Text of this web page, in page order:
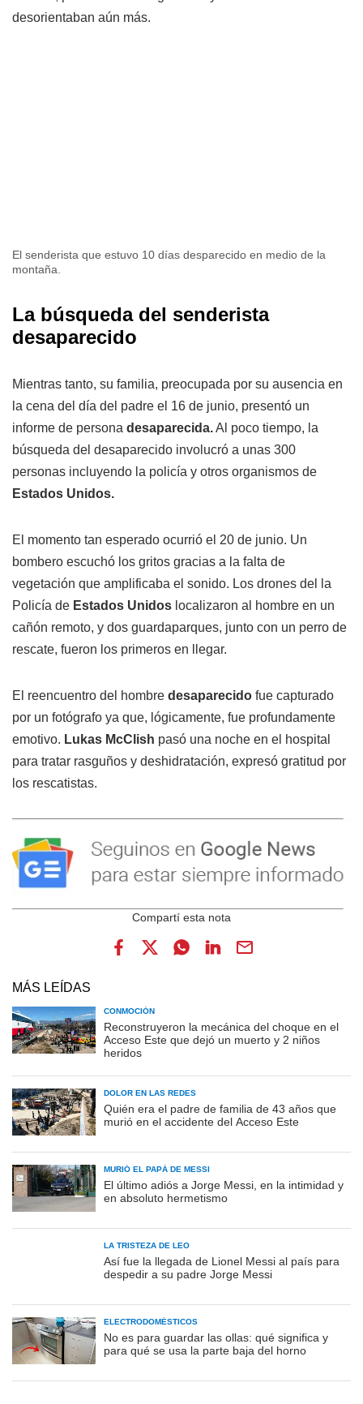
desorientaban aún más.
El senderista que estuvo 10 días desparecido en medio de la
montaña.
La búsqueda del senderista
desaparecido
Mientras tanto, su familia, preocupada por su ausencia en
la cena del día del padre el 16 de junio, presentó un
informe de persona desaparecida.Al poco tiempo, la
búsqueda del desaparecido involucró a unas 300
personas incluyendo la policía y otros organismos de
Estados Unidos.
El momento tan esperado ocurrió el 20 de junio. Un
bombero escuchó los gritos gracias a la falta de
vegetación que amplificaba el sonido. Los drones del la
Policía de Estados Unidos localizaron al hombre en un
cañón remoto, y dos guardaparques, junto con un perro de
rescate, fueron los primeros en llegar.
El reencuentro del hombre desaparecido fue capturado
por un fotógrafo ya que, lógicamente, fue profundamente
emotivo. Lukas McClish pasó una noche en el hospital
para tratar rasguños y deshidratación, expresó gratitud por
los rescatistas.
MÁS LEÍDAS
CONMOCIÓN
Reconstruyeron la mecánica del choque en el
Acceso Este que dejó un muerto y 2 niños
heridos
DOLOR EN LAS REDES
Quién era el padre de familia de 43 años que
murió en el accidente del Acceso Este
MURIÓ EL PAPÁ DE MESSI
El último adiós a Jorge Messi, en la intimidad y
en absoluto hermetismo
LA TRISTEZA DE LEO
Así fue la llegada de Lionel Messi al país para
despedir a su padre Jorge Messi
ELECTRODOMÉSTICOS
No es para guardar las ollas: qué significa y
para qué se usa la parte baja del horno